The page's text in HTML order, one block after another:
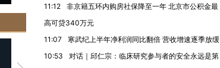
11:12
非京籍五环内购房社保降至一年 北京市公积金最
高可贷340万元
11:07
寒武纪上半年净利润同比翻倍 营收增速逐季放缓
10:53
对话｜邱仁宗：临床研究参与者的安全永远是第